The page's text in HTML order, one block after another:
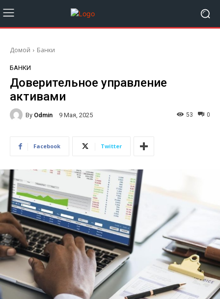
Домой Банки
БАНКИ
Доверительное управление
активами
By Odmin 9 Мая, 2025 0
53
Facebook Twitter